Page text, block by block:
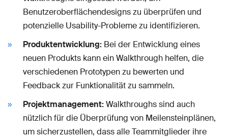
Benutzeroberflächendesigns zu überprüfen und
potenzielle Usability-Probleme zu identifizieren.
Produktentwicklung: Bei der Entwicklung eines
neuen Produkts kann ein Walkthrough helfen, die
verschiedenen Prototypen zu bewerten und
Feedback zur Funktionalität zu sammeln.
Projektmanagement:Walkthroughs sind auch
nützlich für die Überprüfung von Meilensteinplänen,
um sicherzustellen, dass alle Teammitglieder ihre